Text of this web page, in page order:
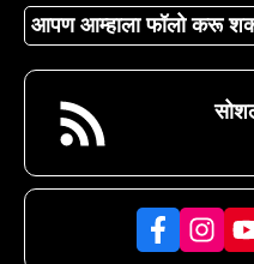
आपण आम्हाला फॉलो करू